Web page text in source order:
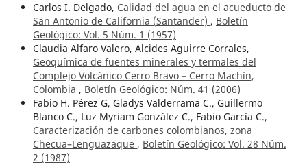
Carlos I. Delgado, Calidad del agua en el acueducto de
San Antonio de California (Santander) , Boletín
Geológico: Vol. 5 Núm. 1 (1957)
Claudia Alfaro Valero, Alcides Aguirre Corrales,
Geoquímica de fuentes minerales y termales del
Complejo Volcánico Cerro Bravo – Cerro Machín,
Colombia , Boletín Geológico: Núm. 41 (2006)
Fabio H. Pérez G, Gladys Valderrama C., Guillermo
Blanco C., Luz Myriam González C., Fabio García C.,
Caracterización de carbones colombianos, zona
Checua–Lenguazaque , Boletín Geológico: Vol. 28 Núm.
2 (1987)